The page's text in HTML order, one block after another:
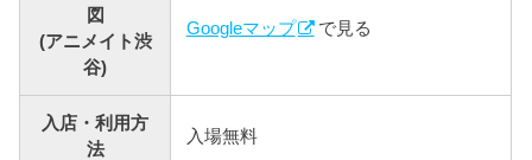
図
(アニメイト渋
谷)
Googleマップ で見る
入店・利用方
法
入場無料